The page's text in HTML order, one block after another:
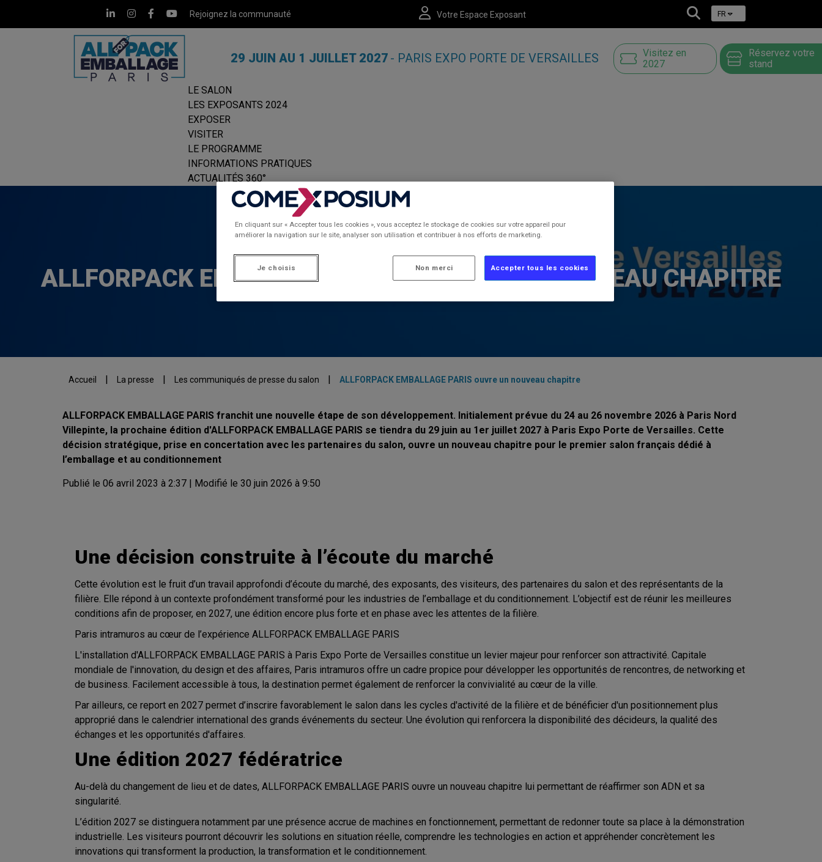
Rejoignez la communauté Votre Espace Exposant FR
29 JUIN AU 1 JUILLET 2027 - PARIS EXPO PORTE DE VERSAILLES
Visitez en
2027
Réservez votre
stand
LE SALON
LES EXPOSANTS 2024
EXPOSER
VISITER
LE PROGRAMME
INFORMATIONS PRATIQUES
ACTUALITÉS 360°
23/06/2026
ALLFORPACK EMBALLAGE PARIS OUVRE UN NOUVEAU CHAPITRE
Accueil | La presse | Les communiqués de presse du salon | ALLFORPACK EMBALLAGE PARIS ouvre un nouveau chapitre
ALLFORPACK EMBALLAGE PARIS franchit une nouvelle étape de son développement. Initialement prévue du 24 au 26 novembre 2026 à Paris Nord
Villepinte, la prochaine édition d'ALLFORPACK EMBALLAGE PARIS se tiendra du 29 juin au 1er juillet 2027 à Paris Expo Porte de Versailles. Cette
décision stratégique, prise en concertation avec les partenaires du salon, ouvre un nouveau chapitre pour le premier salon français dédié à
l’emballage et au conditionnement
Publié le 06 avril 2023 à 2:37 | Modifié le 30 juin 2026 à 9:50
Une décision construite à l’écoute du marché
Cette évolution est le fruit d’un travail approfondi d’écoute du marché, des exposants, des visiteurs, des partenaires du salon et des représentants de la
filière. Elle répond à un contexte profondément transformé pour les industries de l’emballage et du conditionnement. L’objectif est de réunir les meilleures
conditions afin de proposer, en 2027, une édition encore plus forte et en phase avec les attentes de la filière.
Paris intramuros au cœur de l’expérience ALLFORPACK EMBALLAGE PARIS
L'installation d'ALLFORPACK EMBALLAGE PARIS à Paris Expo Porte de Versailles constitue un levier majeur pour renforcer son attractivité. Capitale
mondiale de l'innovation, du design et des affaires, Paris intramuros offre un cadre propice pour développer les opportunités de rencontres, de networking et
de business. Facilement accessible à tous, la destination permet également de renforcer la convivialité au cœur de la ville.
Par ailleurs, ce report en 2027 permet d’inscrire favorablement le salon dans les cycles d'activité de la filière et de bénéficier d'un positionnement plus
approprié dans le calendrier international des grands événements du secteur. Une évolution qui renforcera la disponibilité des décideurs, la qualité des
échanges et les opportunités d'affaires.
Une édition 2027 fédératrice
Au-delà du changement de lieu et de dates, ALLFORPACK EMBALLAGE PARIS ouvre un nouveau chapitre lui permettant de réaffirmer son ADN et sa
singularité.
L’édition 2027 se distinguera notamment par une présence accrue de machines en fonctionnement, permettant de redonner toute sa place à la démonstration
industrielle. Les visiteurs pourront découvrir les solutions en situation réelle, comprendre les technologies en action et appréhender concrètement les
innovations qui transforment la production, la transformation et le conditionnement.
En cliquant sur « Accepter tous les cookies », vous acceptez le stockage de cookies sur votre appareil pour
améliorer la navigation sur le site, analyser son utilisation et contribuer à nos efforts de marketing.
Je choisis Non merci Accepter tous les cookies